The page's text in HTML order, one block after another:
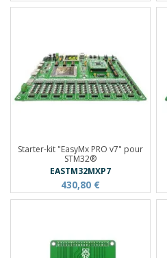
Starter-kit "EasyMx PRO v7" pour
STM32®
EASTM32MXP7
430,80 €